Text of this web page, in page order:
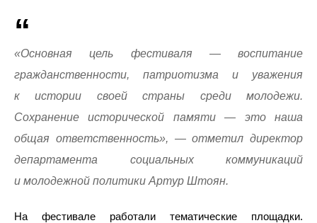
«Основная цель фестиваля — воспитание
гражданственности, патриотизма и уважения
к истории своей страны среди молодежи.
Сохранение исторической памяти — это наша
общая ответственность», — отметил директор
департамента социальных коммуникаций
и молодежной политики Артур Штоян.
На фестивале работали тематические площадки.